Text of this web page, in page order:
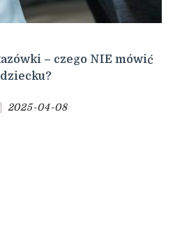
– czego NIE mówić
dziecku?
2025-04-08